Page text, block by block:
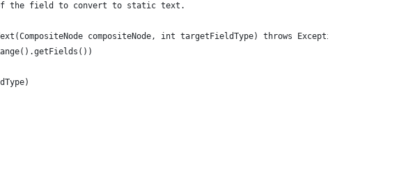
the field to convert to static text.
compositeNode, int targetFieldType) throws Exception {